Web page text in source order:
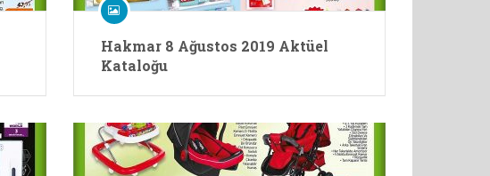
Hakmar 8 Ağustos 2019 Aktüel
Kataloğu